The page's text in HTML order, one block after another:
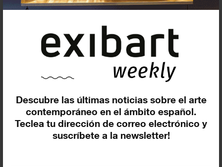
Descubre las últimas noticias sobre el arte
contemporáneo en el ámbito español.
Teclea tu dirección de correo electrónico y
suscríbete a la newsletter!
Exposiciones, inauguraciones,
¡Te ayudamos a encontrar el
evento que buscas !
Exposiciones y eventos
Eventos de hoy
En curso y futuros